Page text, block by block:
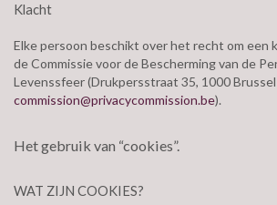
Klacht
Elke persoon beschikt over het recht om een
de Commissie voor de Bescherming van de
Levenssfeer (Drukpersstraat 35, 1000
commission@privacycommission.be).
Het gebruik van “cookies”.
WAT ZIJN COOKIES?